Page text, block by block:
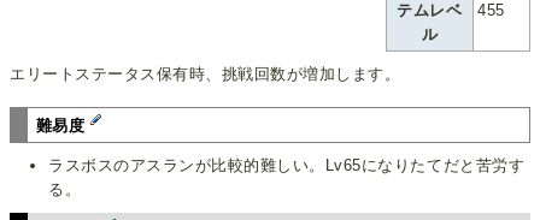
テムレベ
ル
455
エリートステータス保有時、挑戦回数が増加します。
難易度
ラスボスのアスランが比較的難しい。Lv65になりたてだと苦労す
る。